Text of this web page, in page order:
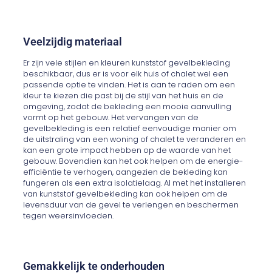
Veelzijdig materiaal
Er zijn vele stijlen en kleuren kunststof gevelbekleding
beschikbaar, dus er is voor elk huis of chalet wel een
passende optie te vinden. Het is aan te raden om een
kleur te kiezen die past bij de stijl van het huis en de
omgeving, zodat de bekleding een mooie aanvulling
vormt op het gebouw. Het vervangen van de
gevelbekleding is een relatief eenvoudige manier om
de uitstraling van een woning of chalet te veranderen en
kan een grote impact hebben op de waarde van het
gebouw. Bovendien kan het ook helpen om de energie-
efficiëntie te verhogen, aangezien de bekleding kan
fungeren als een extra isolatielaag. Al met het installeren
van kunststof gevelbekleding kan ook helpen om de
levensduur van de gevel te verlengen en beschermen
tegen weersinvloeden.
Gemakkelijk te onderhouden